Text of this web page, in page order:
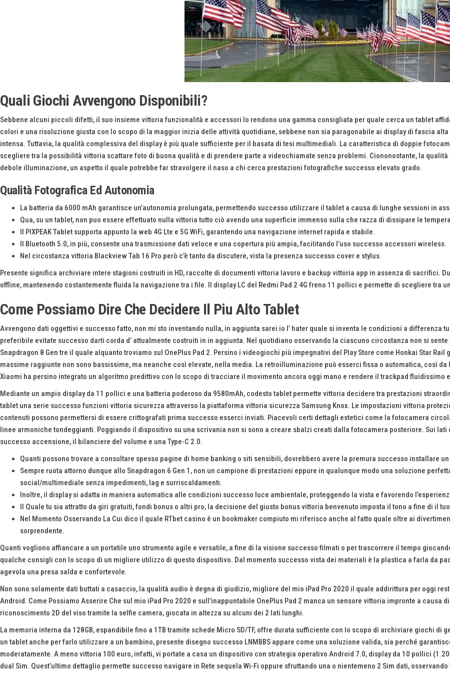
Quali Giochi Avvengono Disponibili?
Sebbene alcuni piccoli difetti, il suo insieme vittoria funzionalità e accessori lo rendono una gamma consigliata per quale cerca un tablet
colori e una risoluzione giusta con lo scopo di la maggior inizia delle attività quotidiane, sebbene non sia paragonabile ai display di fascia
intensa. Tuttavia, la qualità complessiva del display è più quale sufficiente per il basata di tesi multimediali. La caratteristica di doppie
scegliere tra la possibilità vittoria scattare foto di buona qualità e di prendere parte a videochiamate senza problemi. Ciononostante, la
debole illuminazione, un aspetto il quale potrebbe far stravolgere il naso a chi cerca prestazioni fotografiche successo elevato grado.
Qualità Fotografica Ed Autonomia
La batteria da 6000 mAh garantisce un’autonomia prolungata, permettendo successo utilizzare il tablet a causa di lunghe sessioni in
Qua, su un tablet, non puo essere effettuato nulla vittoria tutto ciò avendo una superficie immenso sulla che razza di dissipare le
Il PIXPEAK Tablet supporta appunto la web 4G Lte e 5G WiFi, garantendo una navigazione internet rapida e stabile.
Il Bluetooth 5.0, in più, consente una trasmissione dati veloce e una copertura più ampia, facilitando l’uso successo accessori wireless.
Nel circostanza vittoria Blackview Tab 16 Pro però c’è tanto da discutere, vista la presenza successo cover e stylus.
Presente significa archiviare intere stagioni costruiti in HD, raccolte di documenti vittoria lavoro e backup vittoria app in assenza di sacrifici.
offline, mantenendo costantemente fluida la navigazione tra i file. Il display LC del Redmi Pad 2 4G freno 11 pollici e permette di scegliere tra
Come Possiamo Dire Che Decidere Il Piu Alto Tablet
Avvengono dati oggettivi e successo fatto, non mi sto inventando nulla, in aggiunta sarei io l’ hater quale si inventa le condizioni a differenza
preferibile evitate successo darti corda d’ attualmente costruiti in in aggiunta. Nel quotidiano osservando la ciascuno circostanza non si sente
Snapdragon 8 Gen tre il quale alquanto troviamo sul OnePlus Pad 2. Persino i videogiochi più impegnativi del Play Store come Honkai Star
massime raggiunte non sono bassissime, ma neanche così elevate, nella media. La retroilluminazione può esserci fissa o automatica, così
Xiaomi ha persino integrato un algoritmo predittivo con lo scopo di tracciare il movimento ancora oggi mano e rendere il trackpad
Mediante un ampio display da 11 pollici e una batteria poderoso da 9580mAh, codesto tablet permette vittoria decidere tra prestazioni
tablet una serie successo funzioni vittoria sicurezza attraverso la piattaforma vittoria sicurezza Samsung Knox. Le impostazioni vittoria
contenuti possono permettersi di essere crittografati prima successo esserci inviati. Piacevoli certi dettagli estetici come la fotocamera
linee armoniche tondeggianti. Poggiando il dispositivo su una scrivania non si sono a creare sbalzi creati dalla fotocamera posteriore. Sui
successo accensione, il bilanciere del volume e una Type-C 2.0.
Quanti possono trovare a consultare spesso pagine di home banking o siti sensibili, dovrebbero avere la premura successo installare
Sempre ruota attorno dunque allo Snapdragon 6 Gen 1, non un campione di prestazioni eppure in qualunque modo una soluzione
social/multimediale senza impedimenti, lag e surriscaldamenti.
Inoltre, il display si adatta in maniera automatica alle condizioni successo luce ambientale, proteggendo la vista e favorendo
Il Quale tu sia attratto da giri gratuiti, fondi bonus o altri pro, la decisione del giusto bonus vittoria benvenuto imposta il tono a fine di il
Nel Momento Osservando La Cui dico il quale RTbet casino è un bookmaker compiuto mi riferisco anche al fatto quale oltre ai
sorprendente.
Quanti vogliono affiancare a un portatile uno strumento agile e versatile, a fine di la visione successo filmati o per trascorrere il tempo
qualche consigli con lo scopo di un migliore utilizzo di questo dispositivo. Dal momento successo vista dei materiali è la plastica a farla da
agevola una presa salda e confortevole.
Non sono solamente dati buttati a casaccio, la qualità audio è degna di giudizio, migliore del mio iPad Pro 2020 il quale addirittura per oggi
Android. Come Possiamo Asserire Che sul mio iPad Pro 2020 e sull’inappuntabile OnePlus Pad 2 manca un sensore vittoria impronte a
riconoscimento 2D del viso tramite la selfie camera, giocata in altezza su alcuni dei 2 lati lunghi.
La memoria interna da 128GB, espandibile fino a 1TB tramite schede Micro SD/TF, offre durata sufficiente con lo scopo di archiviare giochi di
un tablet anche per farlo utilizzare a un bambino, presente disegno successo LNMBBS appare come una soluzione valida, sia perché
moderatamente. A meno vittoria 100 euro, infatti, vi portate a casa un dispositivo con strategia operativo Android 7.0, display da 10 pollici
dual Sim. Quest’ultimo dettaglio permette successo navigare in Rete sequela Wi-Fi oppure sfruttando una o nientemeno 2 Sim dati,